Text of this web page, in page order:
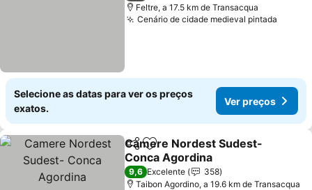
Feltre, a 17.5 km de Transacqua
Cenário de cidade medieval pintada
Selecione as datas para ver os preços
exatos.
Ver preços
PartilharAdicionar aos favoritos
Camere Nordest Sudest-
Conca Agordina
Ver preços
9,6 Excelente
358
Taibon Agordino, a 19.6 km de Transacqua